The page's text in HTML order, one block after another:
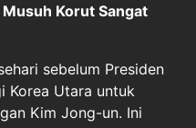
Korut Sangat
sebelum Presiden
Korea Utara untuk
Kim Jong-un. Ini